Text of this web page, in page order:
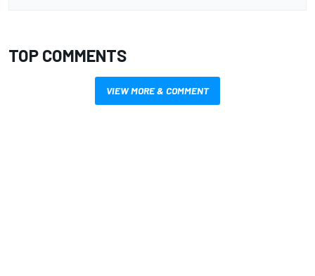
TOP COMMENTS
VIEW MORE & COMMENT